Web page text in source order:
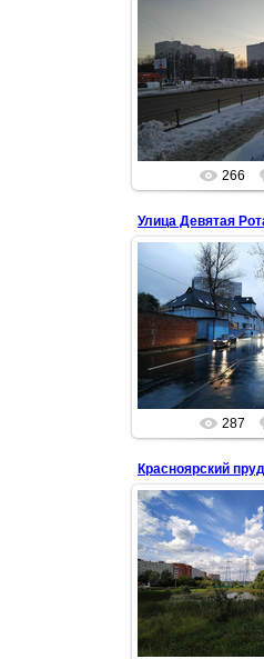
На закате.
приятный день,
Ветра не было
266
Улица Девятая
21 Окт
Улица
метро
Семеновская.
происходит от
287
Красноярский пруд
03 Авг
Пруд в Гольяново,
окраине Москвы.
полосой
Место для